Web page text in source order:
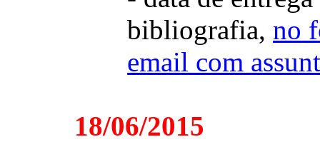
bibliografia,no
email com
18/06/2015